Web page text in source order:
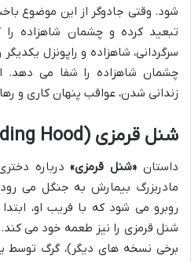
شود. وقتی جادوگر از این موضوع
تبعید کرده و چشمان شاهزاده
سرگردانی، شاهزاده و راپونزل
چشمان شاهزاده را شفا می دهد.
زندانی شدن، عواقب پنهان کاری و
شنل قرمزی (Little Red Riding Hood)
داستان «شنل قرمزی»درباره
مادربزرگ بیمارش به جنگل می
روبرو می شود که با فریب او،
شنل قرمزی را نیز طعمه خود می
برخی نسخه های دیگر)، گرگ